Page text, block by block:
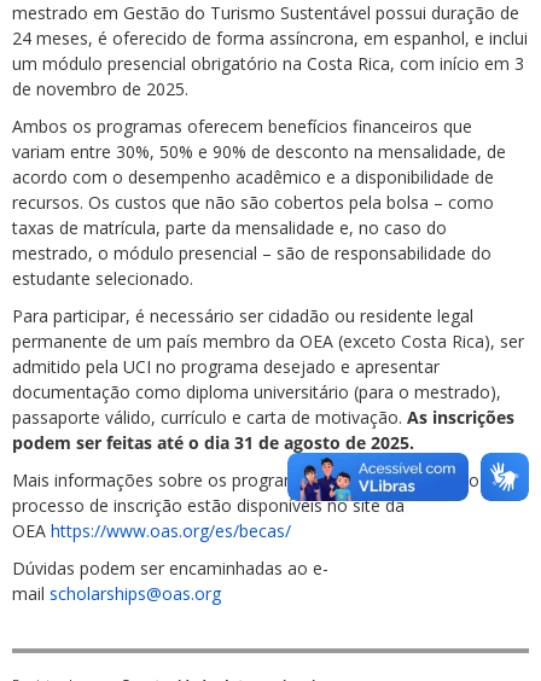
mestrado em Gestão do Turismo Sustentável possui duração de
24 meses, é oferecido de forma assíncrona, em espanhol, e inclui
um módulo presencial obrigatório na Costa Rica, com início em 3
de novembro de 2025.
Ambos os programas oferecem benefícios financeiros que
variam entre 30%, 50% e 90% de desconto na mensalidade, de
acordo com o desempenho acadêmico e a disponibilidade de
recursos. Os custos que não são cobertos pela bolsa – como
taxas de matrícula, parte da mensalidade e, no caso do
mestrado, o módulo presencial – são de responsabilidade do
estudante selecionado.
Para participar, é necessário ser cidadão ou residente legal
permanente de um país membro da OEA (exceto Costa Rica), ser
admitido pela UCI no programa desejado e apresentar
documentação como diploma universitário (para o mestrado),
passaporte válido, currículo e carta de motivação. As inscrições
podem ser feitas até o dia 31 de agosto de 2025.
Mais informações sobre os programas, critérios de seleção e
processo de inscrição estão disponíveis no site da
OEA https://www.oas.org/es/becas/
Dúvidas podem ser encaminhadas ao e-
mail scholarships@oas.org